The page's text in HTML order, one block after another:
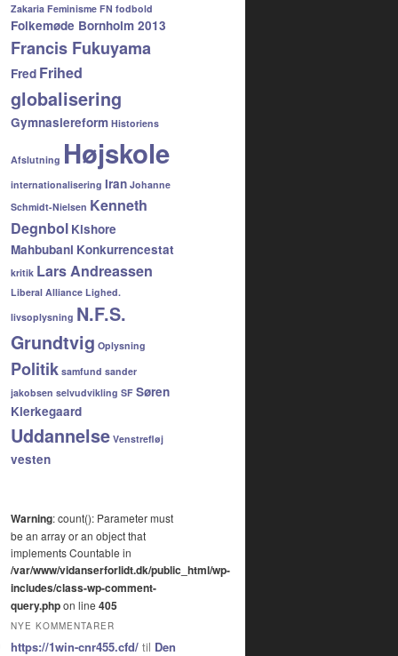
Zakaria Feminisme FN fodbold
Folkemøde Bornholm 2013
Francis Fukuyama
Fred Frihed
globalisering
Gymnasiereform Historiens
Afslutning Højskole
internationalisering Iran Johanne
Schmidt-Nielsen Kenneth
Degnbol Kishore
Mahbubani Konkurrencestat
kritik Lars Andreassen
Liberal Alliance Lighed.
livsoplysning N.F.S.
Grundtvig Oplysning
Politik samfund sander
jakobsen selvudvikling SF Søren
Kierkegaard
Uddannelse Venstrefløj
vesten
Warning: count(): Parameter must
be an array or an object that
implements Countable in
/var/www/vidanserforlidt.dk/public_html/wp-
includes/class-wp-comment-
query.phpon line 405
NYE KOMMENTARER
https://1win-cnr455.cfd/ til Den